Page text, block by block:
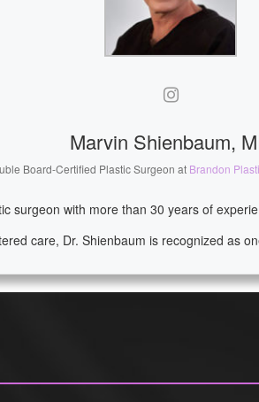
Marvin Shienbaum,
Board-Certified Plastic Surgeon at Brandon
surgeon with more than 30 years of
care, Dr. Shienbaum is recognized as